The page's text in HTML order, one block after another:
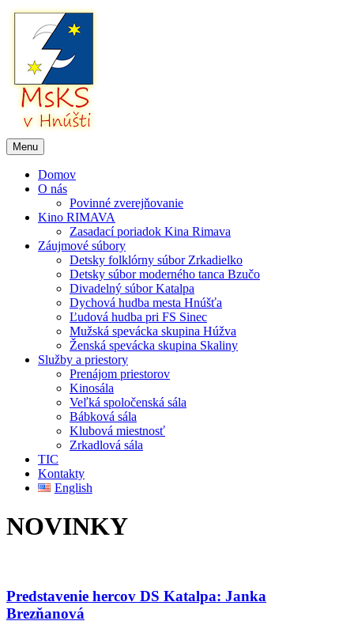
Menu
Domov
O nás
Povinné zverejňovanie
Kino RIMAVA
Zasadací poriadok Kina Rimava
Záujmové súbory
Detsky folklórny súbor Zrkadielko
Detsky súbor moderného tanca Bzučo
Divadelný súbor Katalpa
Dychová hudba mesta Hnúšťa
Ľudová hudba pri FS Sinec
Mužská spevácka skupina Húžva
Ženská spevácka skupina Skaliny
Služby a priestory
Prenájom priestorov
Kinosála
Veľká spoločenská sála
Bábková sála
Klubová miestnosť
Zrkadlová sála
TIC
Kontakty
English
NOVINKY
Predstavenie hercov DS Katalpa: Janka
Brezňanová